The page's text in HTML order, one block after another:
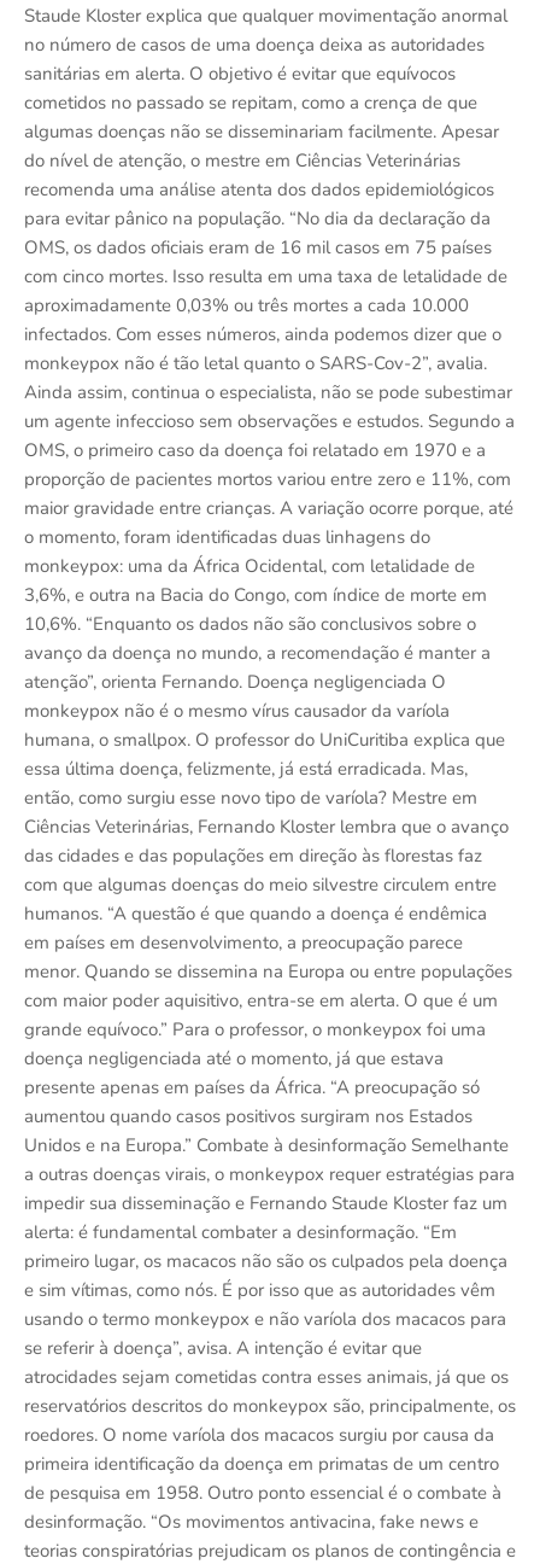
Staude Kloster explica que qualquer movimentação anormal
no número de casos de uma doença deixa as autoridades
sanitárias em alerta. O objetivo é evitar que equívocos
cometidos no passado se repitam, como a crença de que
algumas doenças não se disseminariam facilmente. Apesar
do nível de atenção, o mestre em Ciências Veterinárias
recomenda uma análise atenta dos dados epidemiológicos
para evitar pânico na população. “No dia da declaração da
OMS, os dados oficiais eram de 16 mil casos em 75 países
com cinco mortes. Isso resulta em uma taxa de letalidade de
aproximadamente 0,03% ou três mortes a cada 10.000
infectados. Com esses números, ainda podemos dizer que o
monkeypox não é tão letal quanto o SARS-Cov-2”, avalia.
Ainda assim, continua o especialista, não se pode subestimar
um agente infeccioso sem observações e estudos. Segundo a
OMS, o primeiro caso da doença foi relatado em 1970 e a
proporção de pacientes mortos variou entre zero e 11%, com
maior gravidade entre crianças. A variação ocorre porque, até
o momento, foram identificadas duas linhagens do
monkeypox: uma da África Ocidental, com letalidade de
3,6%, e outra na Bacia do Congo, com índice de morte em
10,6%. “Enquanto os dados não são conclusivos sobre o
avanço da doença no mundo, a recomendação é manter a
atenção”, orienta Fernando. Doença negligenciada O
monkeypox não é o mesmo vírus causador da varíola
humana, o smallpox. O professor do UniCuritiba explica que
essa última doença, felizmente, já está erradicada. Mas,
então, como surgiu esse novo tipo de varíola? Mestre em
Ciências Veterinárias, Fernando Kloster lembra que o avanço
das cidades e das populações em direção às florestas faz
com que algumas doenças do meio silvestre circulem entre
humanos. “A questão é que quando a doença é endêmica
em países em desenvolvimento, a preocupação parece
menor. Quando se dissemina na Europa ou entre populações
com maior poder aquisitivo, entra-se em alerta. O que é um
grande equívoco.” Para o professor, o monkeypox foi uma
doença negligenciada até o momento, já que estava
presente apenas em países da África. “A preocupação só
aumentou quando casos positivos surgiram nos Estados
Unidos e na Europa.” Combate à desinformação Semelhante
a outras doenças virais, o monkeypox requer estratégias para
impedir sua disseminação e Fernando Staude Kloster faz um
alerta: é fundamental combater a desinformação. “Em
primeiro lugar, os macacos não são os culpados pela doença
e sim vítimas, como nós. É por isso que as autoridades vêm
usando o termo monkeypox e não varíola dos macacos para
se referir à doença”, avisa. A intenção é evitar que
atrocidades sejam cometidas contra esses animais, já que os
reservatórios descritos do monkeypox são, principalmente, os
roedores. O nome varíola dos macacos surgiu por causa da
primeira identificação da doença em primatas de um centro
de pesquisa em 1958. Outro ponto essencial é o combate à
desinformação. “Os movimentos antivacina, fake news e
teorias conspiratórias prejudicam os planos de contingência e